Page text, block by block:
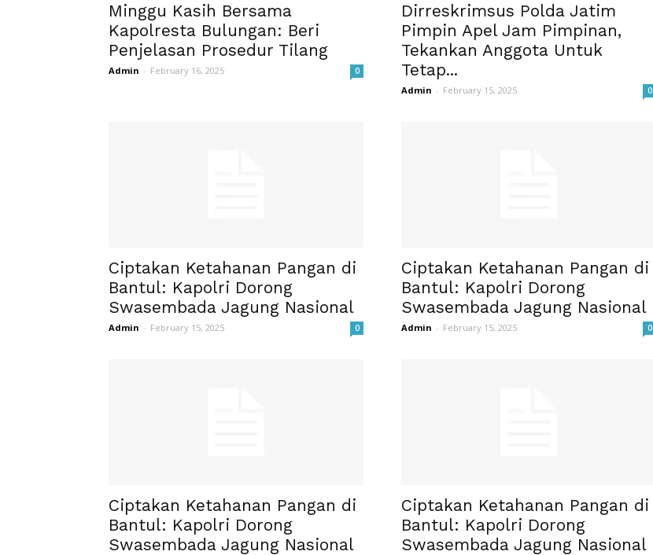
Minggu Kasih Bersama
Kapolresta Bulungan: Beri
Penjelasan Prosedur Tilang
Admin - February 16, 2025 0
Dirreskrimsus Polda Jatim
Pimpin Apel Jam Pimpinan,
Tekankan Anggota Untuk
Tetap...
Admin - February 15, 2025 0
Ciptakan Ketahanan Pangan di
Bantul: Kapolri Dorong
Swasembada Jagung Nasional
Admin - February 15, 2025 0
Ciptakan Ketahanan Pangan di
Bantul: Kapolri Dorong
Swasembada Jagung Nasional
Admin - February 15, 2025 0
Ciptakan Ketahanan Pangan di
Bantul: Kapolri Dorong
Swasembada Jagung Nasional
Ciptakan Ketahanan Pangan di
Bantul: Kapolri Dorong
Swasembada Jagung Nasional